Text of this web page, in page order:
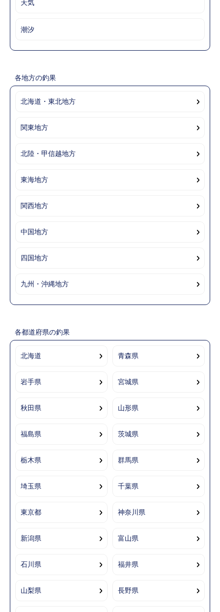
天気
潮汐
各地方の釣果
北海道・東北地方
関東地方
北陸・甲信越地方
東海地方
関西地方
中国地方
四国地方
九州・沖縄地方
各都道府県の釣果
北海道 青森県
岩手県 宮城県
秋田県 山形県
福島県 茨城県
栃木県 群馬県
埼玉県 千葉県
東京都 神奈川県
新潟県 富山県
石川県 福井県
山梨県 長野県